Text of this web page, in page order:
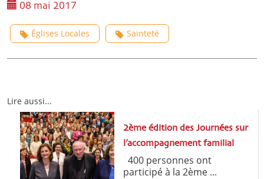
08 mai 2017
Églises Locales Sainteté
Lire aussi...
2ème édition des Journées sur
l’accompagnement familial
400 personnes ont
participé à la 2ème ...